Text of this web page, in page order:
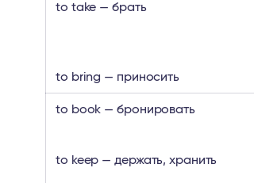
to take — брать
to bring — приносить
to book — бронировать
to keep — держать, хранить